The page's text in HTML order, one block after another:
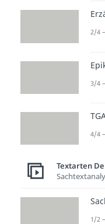
2/4
3/4
4/4
Textarten
1/2